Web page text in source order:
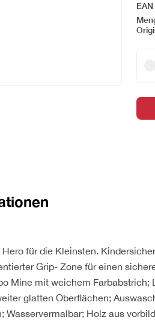
für die Kleinsten.
Grip- Zone für einen
Mine mit weichem
glatten Oberflächen;
Wasservermalbar; Holz aus